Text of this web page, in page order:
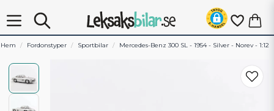
Hem Fordonstyper Sportbilar Mercedes-Benz 300 SL - 1954 - Silver - Norev - 1:12